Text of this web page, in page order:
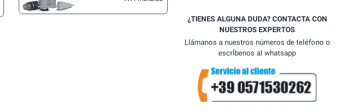
¿TIENES ALGUNA DUDA? CONTACTA CON
NUESTROS EXPERTOS
Llámanos a nuestros números de teléfono o
escrÍbenos al whatsapp